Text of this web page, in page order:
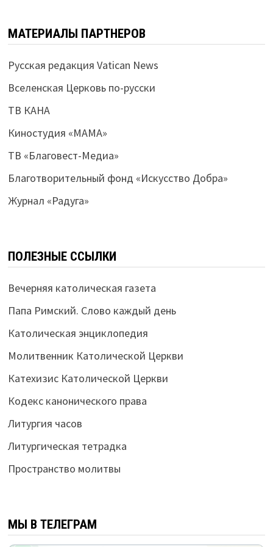
МАТЕРИАЛЫ ПАРТНЕРОВ
Русская редакция Vatican News
Вселенская Церковь по-русски
ТВ КАНА
Киностудия «МАМА»
ТВ «Благовест-Медиа»
Благотворительный фонд «Искусство Добра»
Журнал «Радуга»
ПОЛЕЗНЫЕ ССЫЛКИ
Вечерняя католическая газета
Папа Римский. Слово каждый день
Католическая энциклопедия
Молитвенник Католической Церкви
Катехизис Католической Церкви
Кодекс канонического права
Литургия часов
Литургическая тетрадка
Пространство молитвы
МЫ В ТЕЛЕГРАМ